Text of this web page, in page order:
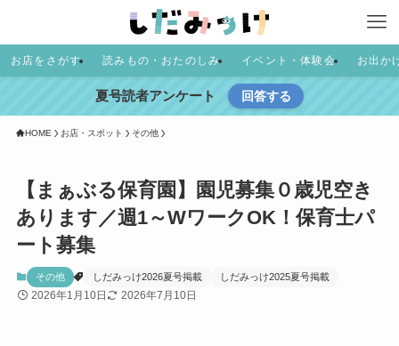
お店をさがす 読みもの・おたのしみ イベント・体験会 お出か
夏号読者アンケート 回答する
HOME お店・スポット その他
【まぁぶる保育園】園児募集０歳児空き
あります／週1～WワークOK！保育士パ
ート募集
その他 しだみっけ2026夏号掲載 しだみっけ2025夏号掲載
2026年1月10日 2026年7月10日